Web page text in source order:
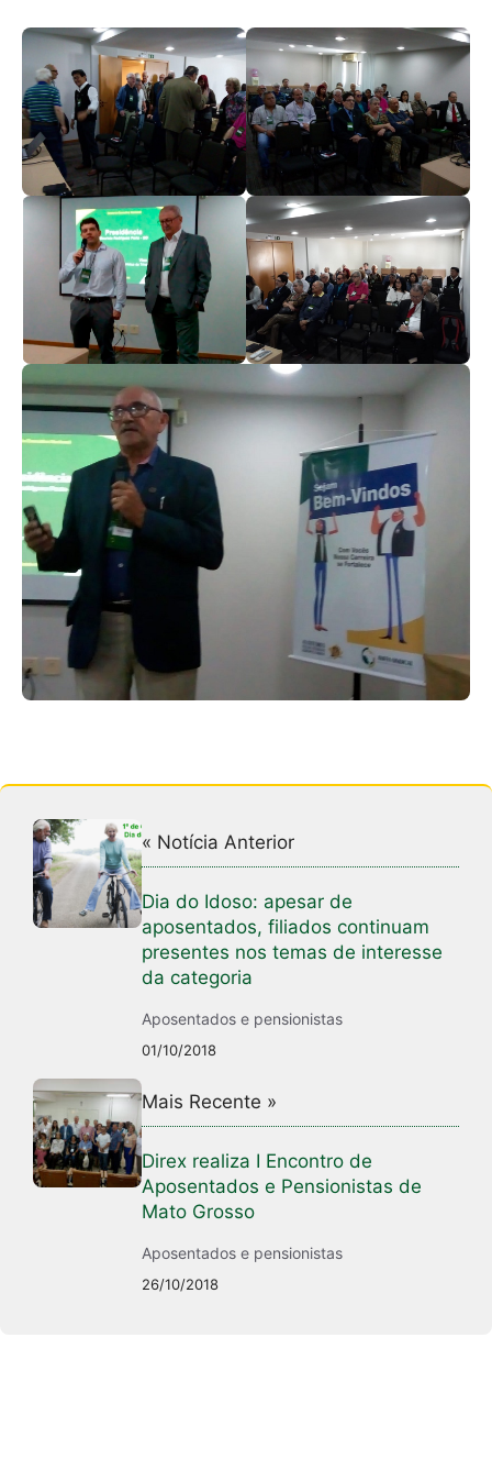
« Notícia Anterior
Dia do Idoso: apesar de
aposentados, filiados continuam
presentes nos temas de interesse
da categoria
Aposentados e pensionistas
01/10/2018
Mais Recente »
Direx realiza I Encontro de
Aposentados e Pensionistas de
Mato Grosso
Aposentados e pensionistas
26/10/2018